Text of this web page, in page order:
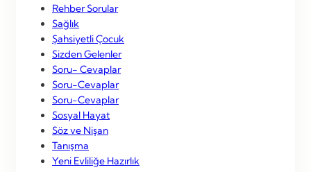
Rehber Sorular
Sağlık
Şahsiyetli Çocuk
Sizden Gelenler
Soru- Cevaplar
Soru-Cevaplar
Soru-Cevaplar
Sosyal Hayat
Söz ve Nişan
Tanışma
Yeni Evliliğe Hazırlık